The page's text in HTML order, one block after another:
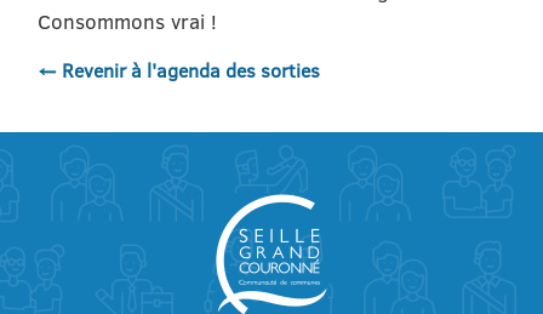
Consommons vrai !
← Revenir à l'agenda des sorties